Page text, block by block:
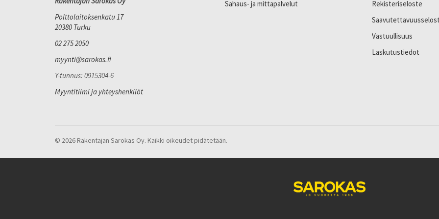
Polttolaitoksenkatu 17
20380 Turku
02 275 2050
myynti@sarokas.fi
Y-tunnus: 0915304-6
Myyntitiimi ja yhteyshenkilöt
Sahaus- ja mittapalvelut
Rekisteriseloste
Vastuullisuus
Laskutustiedot
© 2026 Rakentajan Sarokas Oy. Kaikki oikeudet pidätetään.